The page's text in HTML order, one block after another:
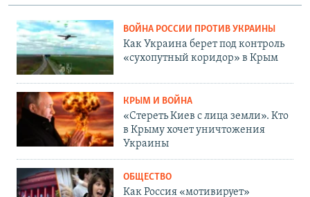
ВОЙНА РОССИИ ПРОТИВ УКРАИНЫ
Как Украина берет под контроль
«сухопутный коридор» в Крым
КРЫМ И ВОЙНА
«Стереть Киев с лица земли». Кто
в Крыму хочет уничтожения
Украины
ОБЩЕСТВО
Как Россия «мотивирует»